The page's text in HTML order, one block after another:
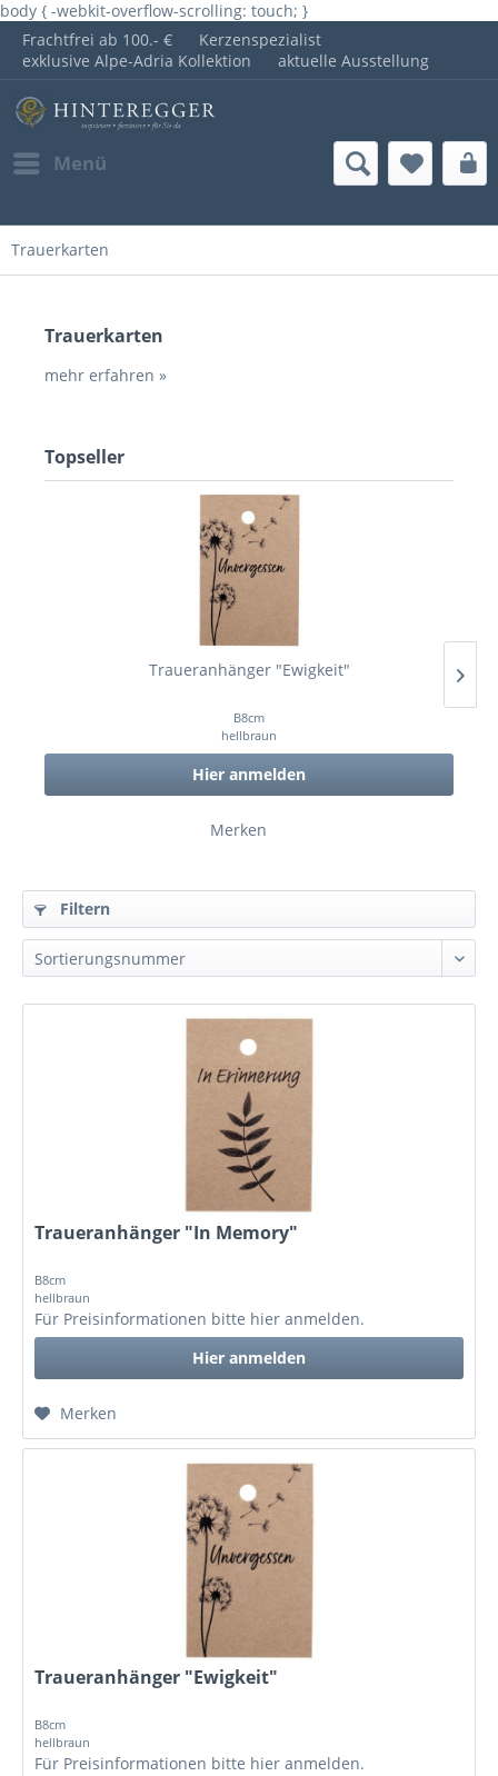
body { -webkit-overflow-scrolling: touch; }
Frachtfrei ab 100.- €
Kerzenspezialist
exklusive Alpe-Adria Kollektion
aktuelle Ausstellung
Menü
Trauerkarten
Trauerkarten
mehr erfahren »
Topseller
Traueranhänger "Ewigkeit"
B8cm
hellbraun
Hier anmelden
Merken
Filtern
Traueranhänger "In Memory"
B8cm
hellbraun
Für Preisinformationen bitte hier anmelden.
Hier anmelden
Merken
Traueranhänger "Ewigkeit"
B8cm
hellbraun
Für Preisinformationen bitte hier anmelden.